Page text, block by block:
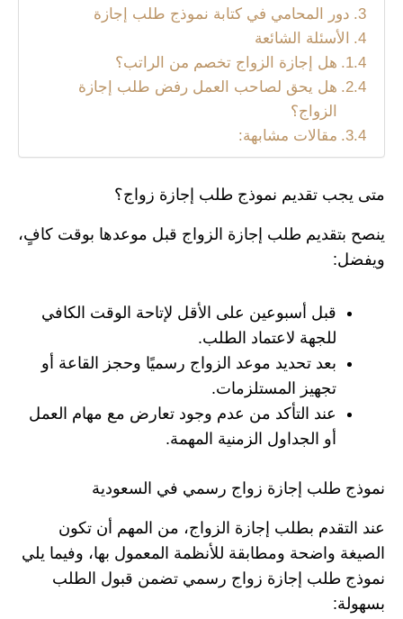
دور المحامي في كتابة نموذج طلب إجازة
الأسئلة الشائعة
هل إجازة الزواج تخصم من الراتب؟
هل يحق لصاحب العمل رفض طلب إجازة
الزواج؟
مقالات مشابهة:
متى يجب تقديم نموذج طلب إجازة زواج؟
ينصح بتقديم طلب إجازة الزواج قبل موعدها بوقت كافٍ،
ويفضل:
قبل أسبوعين على الأقل لإتاحة الوقت الكافي
للجهة لاعتماد الطلب.
بعد تحديد موعد الزواج رسميًا وحجز القاعة أو
تجهيز المستلزمات.
عند التأكد من عدم وجود تعارض مع مهام العمل
أو الجداول الزمنية المهمة.
نموذج طلب إجازة زواج رسمي في السعودية
عند التقدم بطلب إجازة الزواج، من المهم أن تكون
الصيغة واضحة ومطابقة للأنظمة المعمول بها، وفيما يلي
نموذج طلب إجازة زواج رسمي تضمن قبول الطلب
بسهولة: